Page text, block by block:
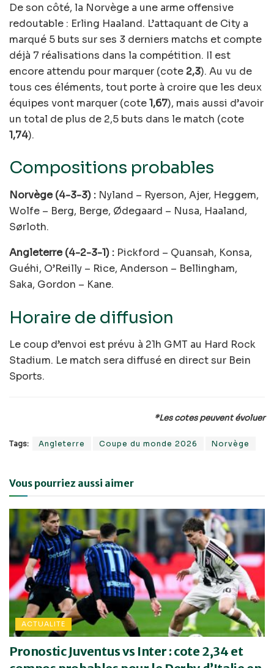
De son côté, la Norvège a une arme offensive
redoutable : Erling Haaland. L’attaquant de City a
marqué 5 buts sur ses 3 derniers matchs et compte
déjà 7 réalisations dans la compétition. Il est
encore attendu pour marquer (cote 2,3). Au vu de
tous ces éléments, tout porte à croire que les deux
équipes vont marquer (cote1,67), mais aussi d’avoir
un total de plus de 2,5 buts dans le match (cote
1,74).
Compositions probables
Norvège (4-3-3) : Nyland – Ryerson, Ajer, Heggem,
Wolfe – Berg, Berge, Ødegaard – Nusa, Haaland,
Sørloth.
Angleterre (4-2-3-1) : Pickford – Quansah, Konsa,
Guéhi, O’Reilly – Rice, Anderson – Bellingham,
Saka, Gordon – Kane.
Horaire de diffusion
Le coup d’envoi est prévu à 21h GMT au Hard Rock
Stadium. Le match sera diffusé en direct sur Bein
Sports.
*Les cotes peuvent évoluer
Tags: Angleterre Coupe du monde 2026 Norvège
Vous pourriez aussi aimer
ACTUALITE
Pronostic Juventus vs Inter : cote 2,34 et